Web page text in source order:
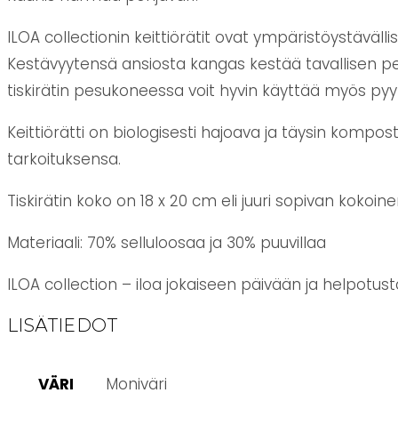
ILOA collectionin keittiörätit ovat
Kestävyytensä ansiosta kangas kestää tavallisen
tiskirätin pesukoneessa voit hyvin käyttää myös
Keittiörätti on biologisesti hajoava ja täysin
tarkoituksensa.
Tiskirätin koko on 18 x 20 cm eli juuri sopivan
Materiaali: 70% selluloosaa ja 30% puuvillaa
ILOA collection – iloa jokaiseen päivään ja
LISÄTIEDOT
VÄRI Moniväri